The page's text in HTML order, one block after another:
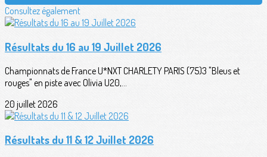
Consultez également
Résultats du 16 au 19 Juillet 2026
Championnats de France U*NXT CHARLETY PARIS (75)3 "Bleus et
rouges" en piste avec Olivia U20,...
20 juillet 2026
Résultats du 11 & 12 Juillet 2026